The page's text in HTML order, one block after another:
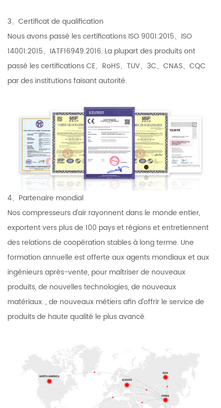
3、Certificat de qualification
Nous avons passé les certifications ISO 9001:2015、ISO
14001:2015、IATF16949:2016. La plupart des produits ont
passé les certifications CE、RoHS、TUV、3C、CNAS、CQC
par des institutions faisant autorité.
4、Partenaire mondial
Nos compresseurs d'air rayonnent dans le monde entier,
exportent vers plus de 100 pays et régions et entretiennent
des relations de coopération stables à long terme. Une
formation annuelle est offerte aux agents mondiaux et aux
ingénieurs après-vente, pour maîtriser de nouveaux
produits, de nouvelles technologies, de nouveaux
matériaux. , de nouveaux métiers afin d'offrir le service de
produits de haute qualité le plus avancé.